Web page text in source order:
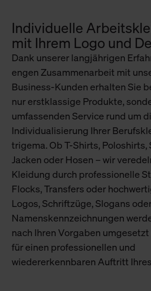
Individuelle
mit Ihrem Logo und
Dank unserer langjährigen
engen Zusammenarbeit mit
Business-Kunden erhalten Sie
nur erstklassige Produkte,
umfassenden Service rund um
Individualisierung Ihrer
trigema. Ob T-Shirts, Poloshirts,
Jacken oder Hosen – wir
Kleidung durch professionelle
Flocks, Transfers oder
Logos, Schriftzüge, Slogans
Namenskennzeichnungen
nach Ihren Vorgaben
für einen professionellen und
wiedererkennbaren Auftritt